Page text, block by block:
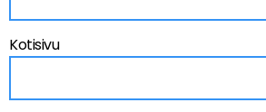
Kotisivu